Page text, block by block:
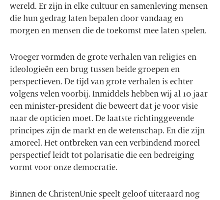
wereld. Er zijn in elke cultuur en samenleving mensen
die hun gedrag laten bepalen door vandaag en
morgen en mensen die de toekomst mee laten spelen.
Vroeger vormden de grote verhalen van religies en
ideologieën een brug tussen beide groepen en
perspectieven. De tijd van grote verhalen is echter
volgens velen voorbij. Inmiddels hebben wij al 10 jaar
een minister-president die beweert dat je voor visie
naar de opticien moet. De laatste richtinggevende
principes zijn de markt en de wetenschap. En die zijn
amoreel. Het ontbreken van een verbindend moreel
perspectief leidt tot polarisatie die een bedreiging
vormt voor onze democratie.
Binnen de ChristenUnie speelt geloof uiteraard nog